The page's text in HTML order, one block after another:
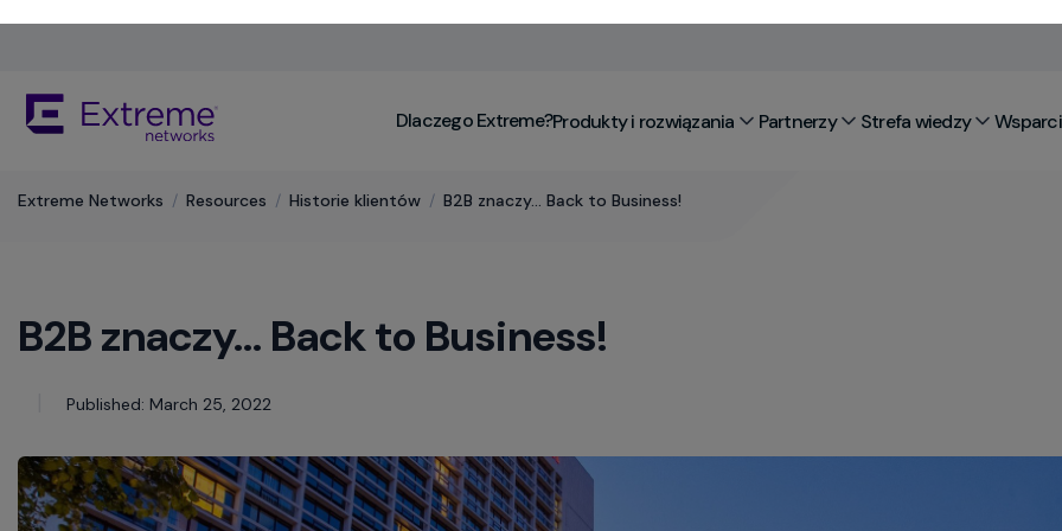
Content
functionality
enter,
escape,
spacebar
Arrow
keys
can
B2B znaczy… Back to Business!